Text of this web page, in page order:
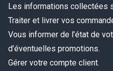
Les informations collectées
Traiter et livrer vos
Vous informer de l’état de
d’éventuelles promotions.
Gérer votre compte client.